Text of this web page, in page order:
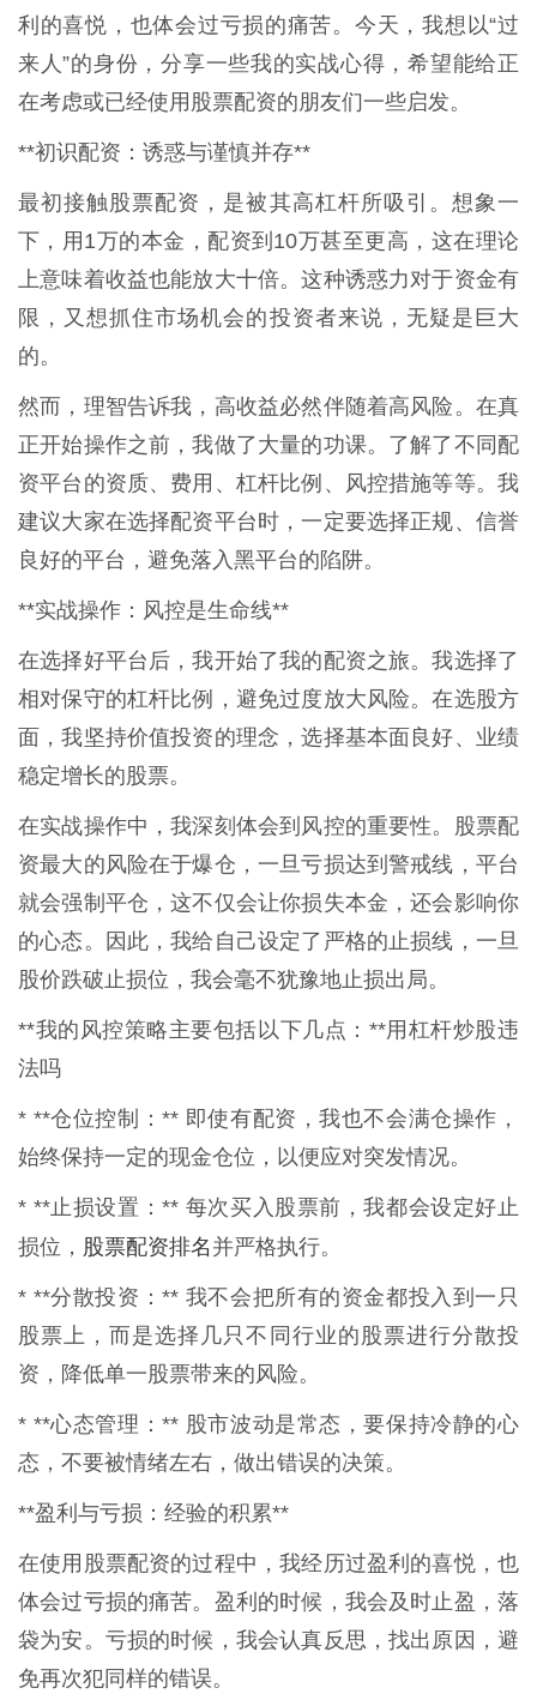
利的喜悦，也体会过亏损的痛苦。今天，我想以“过
来人”的身份，分享一些我的实战心得，希望能给正
在考虑或已经使用股票配资的朋友们一些启发。
**初识配资：诱惑与谨慎并存**
最初接触股票配资，是被其高杠杆所吸引。想象一
下，用1万的本金，配资到10万甚至更高，这在理论
上意味着收益也能放大十倍。这种诱惑力对于资金有
限，又想抓住市场机会的投资者来说，无疑是巨大
的。
然而，理智告诉我，高收益必然伴随着高风险。在真
正开始操作之前，我做了大量的功课。了解了不同配
资平台的资质、费用、杠杆比例、风控措施等等。我
建议大家在选择配资平台时，一定要选择正规、信誉
良好的平台，避免落入黑平台的陷阱。
**实战操作：风控是生命线**
在选择好平台后，我开始了我的配资之旅。我选择了
相对保守的杠杆比例，避免过度放大风险。在选股方
面，我坚持价值投资的理念，选择基本面良好、业绩
稳定增长的股票。
在实战操作中，我深刻体会到风控的重要性。股票配
资最大的风险在于爆仓，一旦亏损达到警戒线，平台
就会强制平仓，这不仅会让你损失本金，还会影响你
的心态。因此，我给自己设定了严格的止损线，一旦
股价跌破止损位，我会毫不犹豫地止损出局。
**我的风控策略主要包括以下几点：**用杠杆炒股违
法吗
* **仓位控制：** 即使有配资，我也不会满仓操作，
始终保持一定的现金仓位，以便应对突发情况。
* **止损设置：** 每次买入股票前，我都会设定好止
损位， 股票配资排名 并严格执行。
* **分散投资：** 我不会把所有的资金都投入到一只
股票上，而是选择几只不同行业的股票进行分散投
资，降低单一股票带来的风险。
* **心态管理：** 股市波动是常态，要保持冷静的心
态，不要被情绪左右，做出错误的决策。
**盈利与亏损：经验的积累**
在使用股票配资的过程中，我经历过盈利的喜悦，也
体会过亏损的痛苦。盈利的时候，我会及时止盈，落
袋为安。亏损的时候，我会认真反思，找出原因，避
免再次犯同样的错误。